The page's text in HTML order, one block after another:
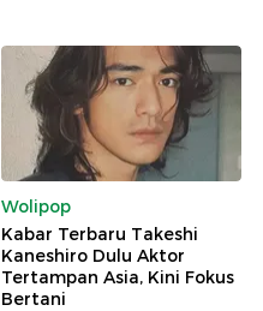
Wolipop
Kabar Terbaru Takeshi
Kaneshiro Dulu Aktor
Tertampan Asia, Kini Fokus
Bertani